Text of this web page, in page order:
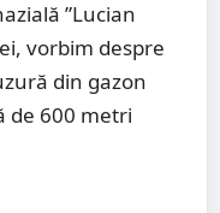
”Lucian
vorbim despre
din gazon
de 600 metri